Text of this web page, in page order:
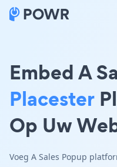
Embed A
Placester
Op Uw
Voeg A Sales Popup